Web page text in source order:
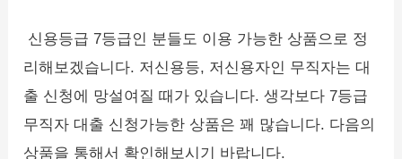
신용등급 7등급인 분들도 이용 가능한 상품으로 정
리해보겠습니다. 저신용등, 저신용자인 무직자는 대
출 신청에 망설여질 때가 있습니다. 생각보다 7등급
무직자 대출 신청가능한 상품은 꽤 많습니다. 다음의
상품을 통해서 확인해보시기 바랍니다.